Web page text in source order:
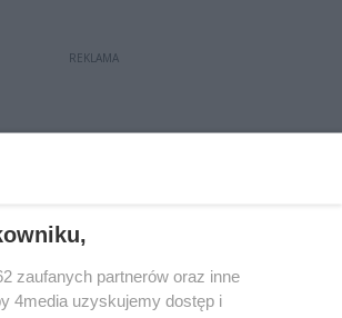
REKLAMA
zaufanych partnerów oraz inne
4media uzyskujemy dostęp i